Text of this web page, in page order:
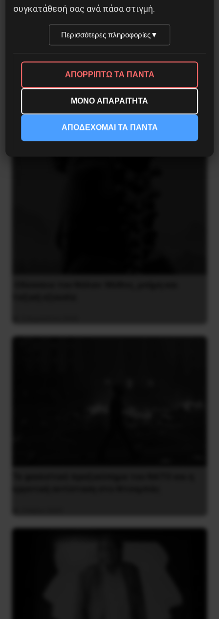
Η Φινλανδία στο ρυθμό του πολέμου
3 Αυγούστου 2026
συγκατάθεσή σας ανά πάσα στιγμή.
Περισσότερες πληροφορίες▼
ΑΠΟΡΡΙΠΤΩ ΤΑ ΠΑΝΤΑ
ΜΟΝΟ ΑΠΑΡΑΙΤΗΤΑ
ΑΠΟΔΕΧΟΜΑΙ ΤΑ ΠΑΝΤΑ